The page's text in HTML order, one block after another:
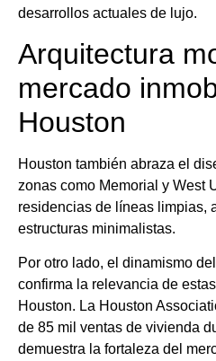
desarrollos actuales de lujo.
Arquitectura
mercado
Houston
Houston también abraza el
zonas como Memorial y West
residencias de líneas limpias,
estructuras minimalistas.
Por otro lado, el dinamismo
confirma la relevancia de
Houston. La Houston
de 85 mil ventas de vivienda
demuestra la fortaleza del